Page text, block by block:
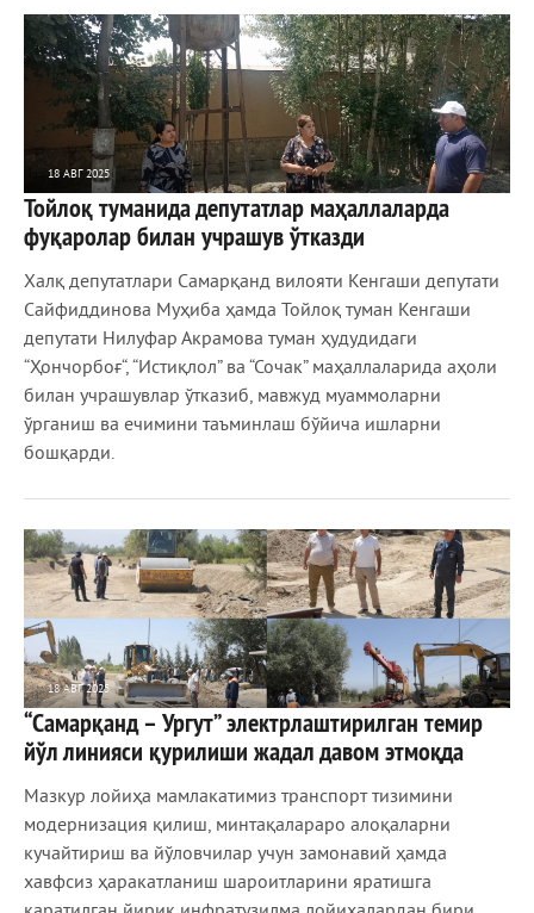
18 АВГ 2025
539 0
Тойлоқ туманида депутатлар маҳаллаларда
фуқаролар билан учрашув ўтказди
Халқ депутатлари Самарқанд вилояти Кенгаши депутати
Сайфиддинова Муҳиба ҳамда Тойлоқ туман Кенгаши
депутати Нилуфар Акрамова туман ҳудудидаги
“Ҳончорбоғ“, “Истиқлол” ва “Сочак” маҳаллаларида аҳоли
билан учрашувлар ўтказиб, мавжуд муаммоларни
ўрганиш ва ечимини таъминлаш бўйича ишларни
бошқарди.
18 АВГ 2025
566 0
“Самарқанд – Ургут” электрлаштирилган темир
йўл линияси қурилиши жадал давом этмоқда
Мазкур лойиҳа мамлакатимиз транспорт тизимини
модернизация қилиш, минтақалараро алоқаларни
кучайтириш ва йўловчилар учун замонавий ҳамда
хавфсиз ҳаракатланиш шароитларини яратишга